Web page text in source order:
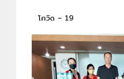
โควิด – 19